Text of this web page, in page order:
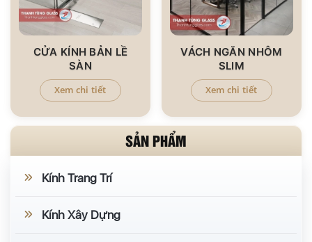
CỬA KÍNH BẢN LỀ
SÀN
Xem chi tiết
VÁCH NGĂN NHÔM
SLIM
Xem chi tiết
SẢN PHẨM
Kính Trang Trí
Kính Xây Dựng